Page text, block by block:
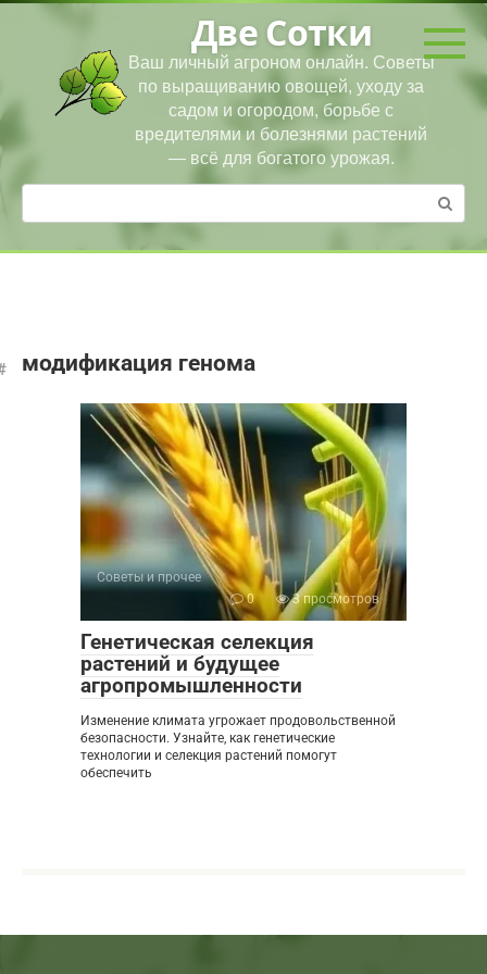
Перейти
Две Сотки
Ваш личный агроном онлайн. Советы
по выращиванию овощей, уходу за
садом и огородом, борьбе с
вредителями и болезнями растений
— всё для богатого урожая.
Поиск:
модификация генома
Советы и прочее
0
3 просмотров
Генетическая селекция
растений и будущее
агропромышленности
Изменение климата угрожает продовольственной
безопасности. Узнайте, как генетические
технологии и селекция растений помогут
обеспечить